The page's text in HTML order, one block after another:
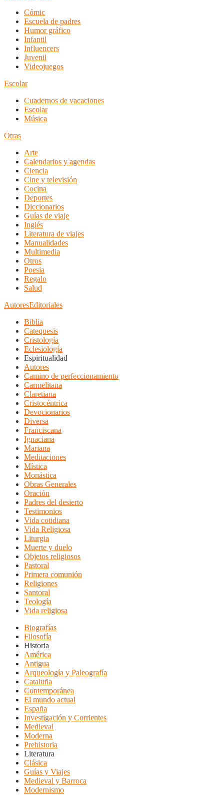
Cómic
Escuela de padres
Humor gráfico
Infantil
Influencers
Juvenil
Videojuegos
Escolar
Cuadernos de vacaciones
Escolar
Música
Otras
Arte
Calendarios y agendas
Ciencia
Cine y televisión
Cocina
Deportes
Diccionarios
Guías de viaje
Inglés
Literatura de viajes
Manualidades
Multimedia
Otros
Poesia
Regalo
Salud
AutoresEditoriales
Biblia
Catequesis
Cristología
Eclesiología
Espiritualidad
Autores
Camino de perfeccionamiento
Carmelitana
Claretiana
Cristocéntrica
Devocionarios
Diversa
Franciscana
Ignaciana
Mariana
Meditaciones
Mística
Monástica
Obras Generales
Oración
Padres del desierto
Testimonios
Vida cotidiana
Vida Religiosa
Liturgia
Muerte y duelo
Objetos religiosos
Pastoral
Primera comunión
Religiones
Santoral
Teología
Vida religiosa
Biografías
Filosofía
Historia
América
Antigua
Arqueología y Paleografía
Cataluña
Contemporánea
El mundo actual
España
Investigación y Corrientes
Medieval
Moderna
Prehistoria
Literatura
Clásica
Guías y Viajes
Medieval y Barroca
Modernismo